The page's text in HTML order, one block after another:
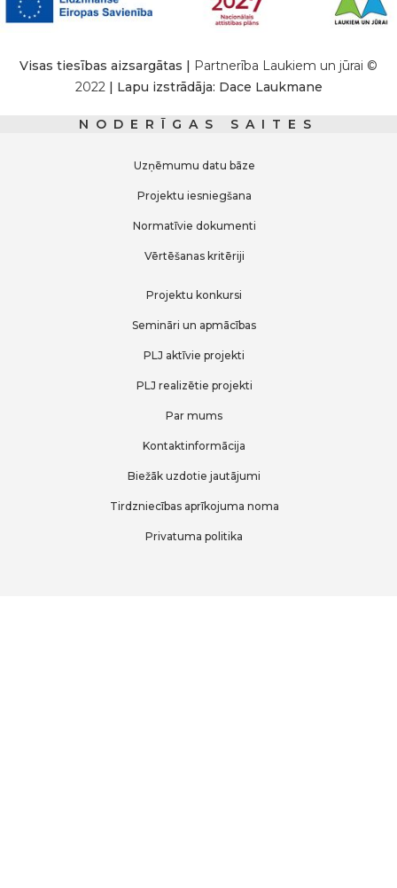
Visas tiesības aizsargātas | Partnerība Laukiem un jūrai ©
2022| Lapu izstrādāja: Dace Laukmane
NODERĪGAS SAITES
Uzņēmumu datu bāze
Projektu iesniegšana
Normatīvie dokumenti
Vērtēšanas kritēriji
Projektu konkursi
Semināri un apmācības
PLJ aktīvie projekti
PLJ realizētie projekti
Par mums
Kontaktinformācija
Biežāk uzdotie jautājumi
Tirdzniecības aprīkojuma noma
Privatuma politika